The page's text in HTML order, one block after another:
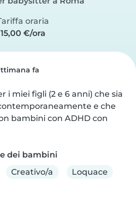
oraria
15,00 €/ora
fa
i miei figli (2 e 6 anni) che sia
e che
bambini con ADHD con
dei bambini
Creativo/a Loquace